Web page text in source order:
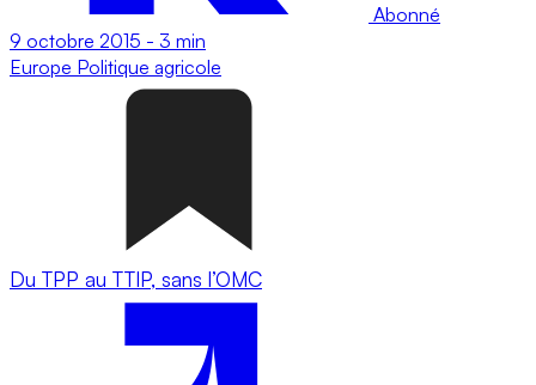
Abonné
9 octobre 2015 - 3 min
Europe Politique agricole
Du TPP au TTIP, sans l’OMC